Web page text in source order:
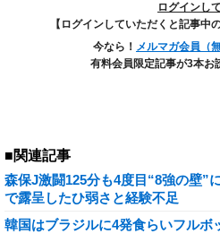
ログインし
【ログインしていただくと記事中
今なら！ メルマガ会員（
有料会員限定記事が3本お
■関連記事
森保J激闘125分も4度目“8強の壁”
で露呈したひ弱さと経験不足
韓国はブラジルに4発食らいフル